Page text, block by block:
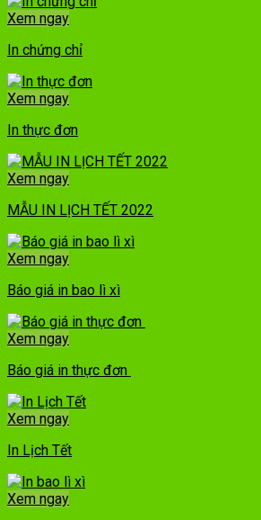
Xem ngay
In chứng chỉ
Xem ngay
In thực đơn
Xem ngay
MẪU IN LỊCH TẾT 2022
Xem ngay
Báo giá in bao lì xì
Xem ngay
Báo giá in thực đơn
Xem ngay
In Lịch Tết
Xem ngay